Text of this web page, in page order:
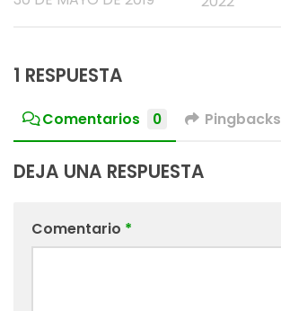
1 RESPUESTA
Comentarios 0 Pingbacks
DEJA UNA RESPUESTA
Comentario *